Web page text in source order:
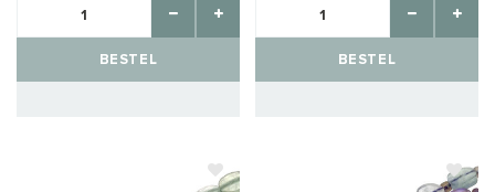
BESTEL BESTEL